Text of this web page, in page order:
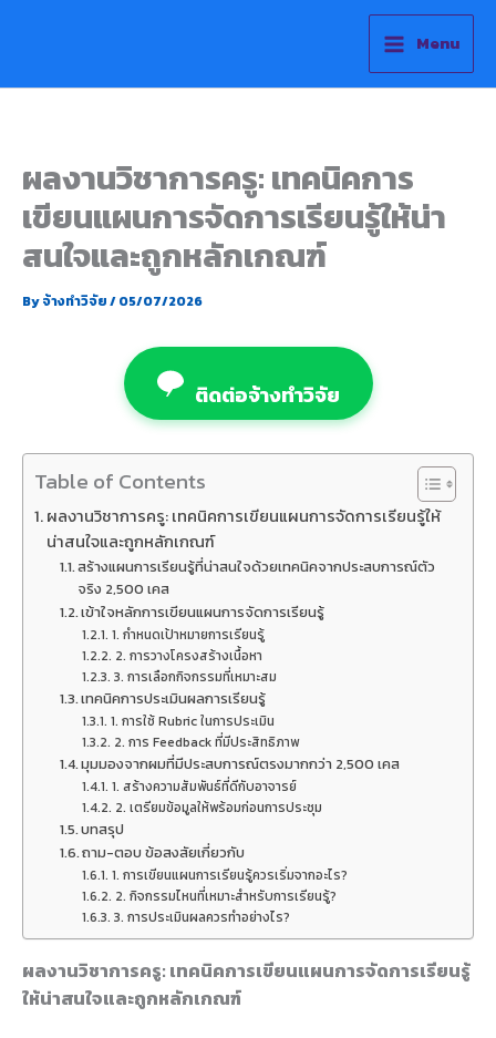
Menu
ผลงานวิชาการครู: เทคนิคการ
เขียนแผนการจัดการเรียนรู้ให้น่า
สนใจและถูกหลักเกณฑ์
Byจ้างทำวิจัย/05/07/2026
ติดต่อจ้างทำวิจัย
Table of Contents
ผลงานวิชาการครู: เทคนิคการเขียนแผนการจัดการเรียนรู้ให้
น่าสนใจและถูกหลักเกณฑ์
สร้างแผนการเรียนรู้ที่น่าสนใจด้วยเทคนิคจากประสบการณ์ตัว
จริง 2,500 เคส
เข้าใจหลักการเขียนแผนการจัดการเรียนรู้
1. กำหนดเป้าหมายการเรียนรู้
2. การวางโครงสร้างเนื้อหา
3. การเลือกกิจกรรมที่เหมาะสม
เทคนิคการประเมินผลการเรียนรู้
1. การใช้ Rubric ในการประเมิน
2. การ Feedback ที่มีประสิทธิภาพ
มุมมองจากผมที่มีประสบการณ์ตรงมากกว่า 2,500 เคส
1. สร้างความสัมพันธ์ที่ดีกับอาจารย์
2. เตรียมข้อมูลให้พร้อมก่อนการประชุม
บทสรุป
ถาม-ตอบ ข้อสงสัยเกี่ยวกับ
1. การเขียนแผนการเรียนรู้ควรเริ่มจากอะไร?
2. กิจกรรมไหนที่เหมาะสำหรับการเรียนรู้?
3. การประเมินผลควรทำอย่างไร?
ผลงานวิชาการครู: เทคนิคการเขียนแผนการจัดการเรียนรู้
ให้น่าสนใจและถูกหลักเกณฑ์